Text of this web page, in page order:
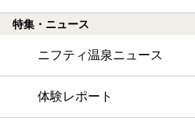
特集・ニュース
ニフティ温泉ニュース
体験レポート